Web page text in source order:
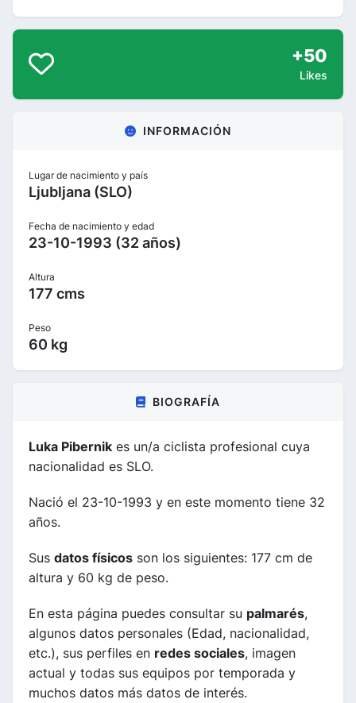
+50
Likes
INFORMACIÓN
Lugar de nacimiento y país
Ljubljana (SLO)
Fecha de nacimiento y edad
23-10-1993 (32 años)
Altura
177 cms
Peso
60 kg
BIOGRAFÍA
Luka Pibernik es un/a ciclista profesional cuya
nacionalidad es SLO.
Nació el 23-10-1993 y en este momento tiene 32
años.
Sus datos físicos son los siguientes: 177 cm de
altura y 60 kg de peso.
En esta página puedes consultar su palmarés,
algunos datos personales (Edad, nacionalidad,
etc.), sus perfiles en redes sociales, imagen
actual y todas sus equipos por temporada y
muchos datos más datos de interés.